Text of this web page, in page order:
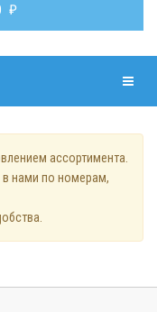
₽
ассортимента.
нами по номерам,